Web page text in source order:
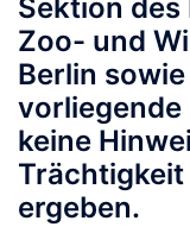
Sektion
Zoo- und
Berlin
keine
Trächtigkeit
ergeben.